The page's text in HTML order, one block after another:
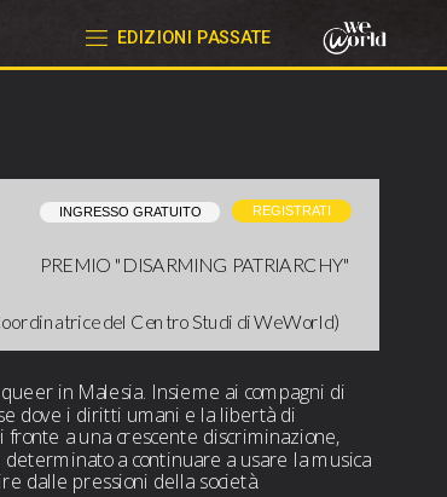
EDIZIONI PASSATE
del Centro Studi di WeWorld)
in Malesia. Insieme ai compagni di
dove i diritti umani e la libertà di
a una crescente discriminazione,
a continuare a usare la musica
dalle pressioni della società.